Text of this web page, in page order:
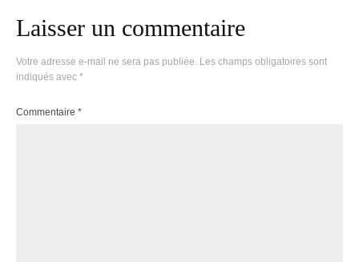
Laisser un commentaire
Votre adresse e-mail ne sera pas publiée. Les champs obligatoires sont
indiqués avec *
Commentaire *